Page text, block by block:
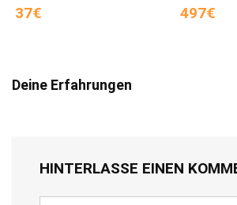
37€ 497€
Deine Erfahrungen
HINTERLASSE EINEN